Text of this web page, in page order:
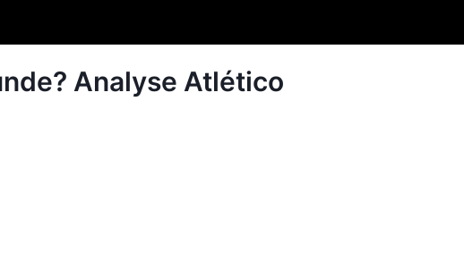
Analyse Atlético